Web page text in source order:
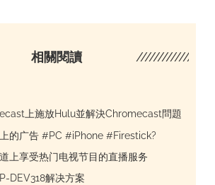
相關閱讀
上施放Hulu並解決Chromecast問題
的广告 #PC #iPhone #Firestick?
上享受热门电视节目的直播服务
DEV318解决方案